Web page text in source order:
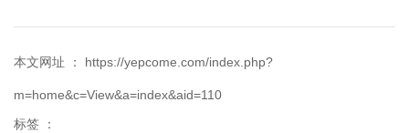
本文网址 ： https://yepcome.com/index.php?
m=home&c=View&a=index&aid=110
标签 ：